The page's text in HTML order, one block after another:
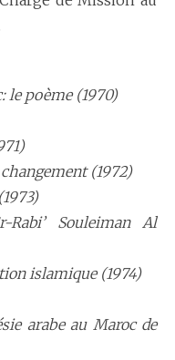
le poème (1970)
(1972)
Souleiman Al
islamique (1974)
arabe au Maroc de